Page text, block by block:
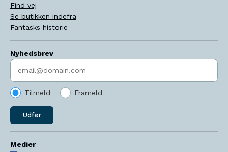
Find vej
Se butikken indefra
Fantasks historie
Nyhedsbrev
Indtast søgeord
Tilmeld Frameld
Udfør
Medier